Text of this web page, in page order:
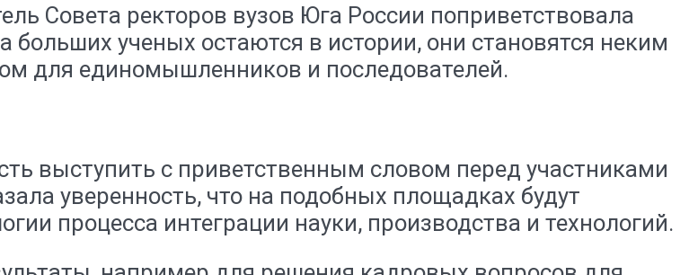
Совета ректоров вузов Юга России поприветствовала
ученых остаются в истории, они становятся неким
для единомышленников и последователей.
выступить с приветственным словом перед участниками
уверенность, что на подобных площадках будут
процесса интеграции науки, производства и технологий.